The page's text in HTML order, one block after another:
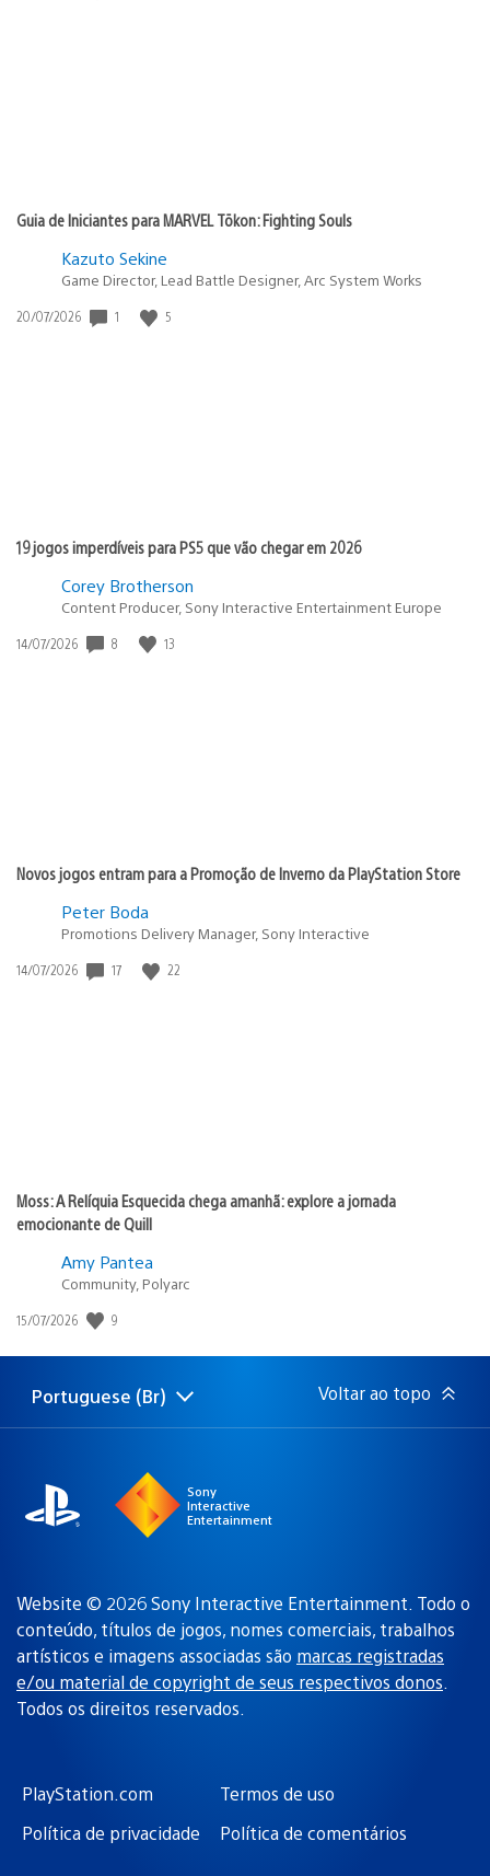
Guia de Iniciantes para MARVEL Tōkon: Fighting Souls
Kazuto Sekine
Game Director, Lead Battle Designer, Arc System Works
Data
20/07/2026 1 5
19 jogos imperdíveis para PS5 que vão chegar em 2026
Corey Brotherson
Content Producer, Sony Interactive Entertainment Europe
Data
14/07/2026 8 13
Novos jogos entram para a Promoção de Inverno da PlayStation Store
Peter Boda
Promotions Delivery Manager, Sony Interactive
Data
14/07/2026 17 22
Moss: A Relíquia Esquecida chega amanhã: explore a jornada
emocionante de Quill
Amy Pantea
Community, Polyarc
Data
publicação:
15/07/2026 9
Selecione
Região
Portuguese (Br) Voltar ao topo
Sony
Interactive
Entertainment
Website © 2026 Sony Interactive Entertainment. Todo o
conteúdo, títulos de jogos, nomes comerciais, trabalhos
artísticos e imagens associadas são marcas registradas
e/ou material de copyright de seus respectivos donos.
Todos os direitos reservados.
PlayStation.com
Termos de uso
Política de privacidade
Política de comentários